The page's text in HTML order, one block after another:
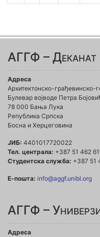
АГГФ – Деканат
Адреса
Архитектонско-грађевинско-
Булевар војводе Петра
78 000 Бања Лука
Република Српска
Босна и Херцеговина
ЈИБ: 4401017720022
Тел. централа: +387 51 462
Студентска служба: +387 51
Е-пошта: info@aggf.unibl.org
АГГФ –
Адреса